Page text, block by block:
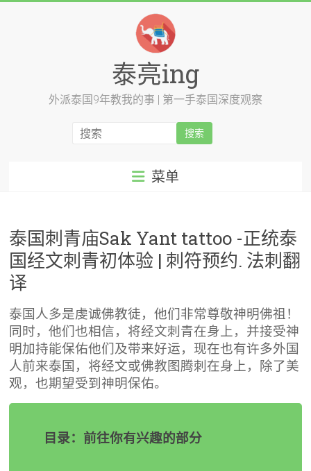
泰亮ing
外派泰国9年教我的事 | 第一手泰国深度观察
菜单
泰国刺青庙Sak Yant tattoo -正统泰
国经文刺青初体验 | 刺符预约. 法刺翻
译
泰国人多是虔诚佛教徒，他们非常尊敬神明佛祖！
同时，他们也相信，将经文刺青在身上，并接受神
明加持能保佑他们及带来好运，现在也有许多外国
人前来泰国，将经文或佛教图腾刺在身上，除了美
观，也期望受到神明保佑。
目录：前往你有兴趣的部分